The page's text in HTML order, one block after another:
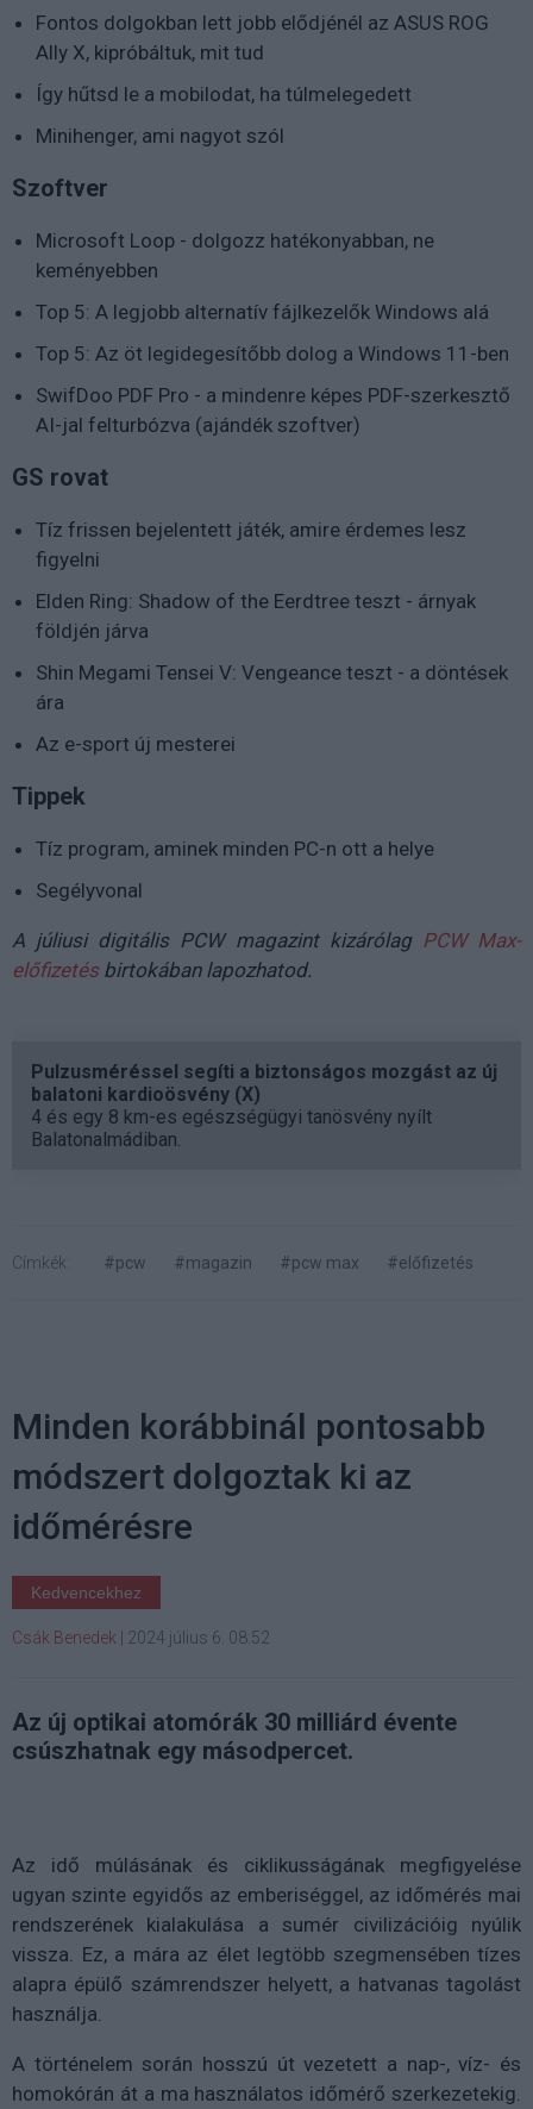
Fontos dolgokban lett jobb elődjénél az ASUS ROG
Ally X, kipróbáltuk, mit tud
Így hűtsd le a mobilodat, ha túlmelegedett
Minihenger, ami nagyot szól
Szoftver
Microsoft Loop - dolgozz hatékonyabban, ne
keményebben
Top 5: A legjobb alternatív fájlkezelők Windows alá
Top 5: Az öt legidegesítőbb dolog a Windows 11-ben
SwifDoo PDF Pro - a mindenre képes PDF-szerkesztő
AI-jal felturbózva (ajándék szoftver)
GS rovat
Tíz frissen bejelentett játék, amire érdemes lesz
figyelni
Elden Ring: Shadow of the Eerdtree teszt - árnyak
földjén járva
Shin Megami Tensei V: Vengeance teszt - a döntések
ára
Az e-sport új mesterei
Tippek
Tíz program, aminek minden PC-n ott a helye
Segélyvonal
A júliusi digitális PCW magazint kizárólag PCW Max-
előfizetés birtokában lapozhatod.
Pulzusméréssel segíti a biztonságos mozgást az új
balatoni kardioösvény (X)
4 és egy 8 km-es egészségügyi tanösvény nyílt
Balatonalmádiban.
Címkék: #pcw #magazin #pcw max #előfizetés
Minden korábbinál pontosabb
módszert dolgoztak ki az
időmérésre
Kedvencekhez
Csák Benedek | 2024 július 6. 08:52
Az új optikai atomórák 30 milliárd évente
csúszhatnak egy másodpercet.
Az idő múlásának és ciklikusságának megfigyelése
ugyan szinte egyidős az emberiséggel, az időmérés mai
rendszerének kialakulása a sumér civilizációig nyúlik
vissza. Ez, a mára az élet legtöbb szegmensében tízes
alapra épülő számrendszer helyett, a hatvanas tagolást
használja.
A történelem során hosszú út vezetett a nap-, víz- és
homokórán át a ma használatos időmérő szerkezetekig.